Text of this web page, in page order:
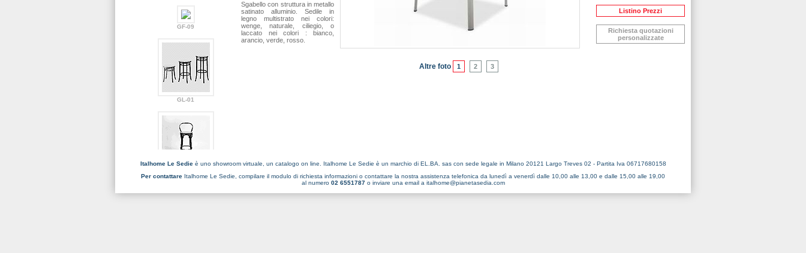
GF-09
GL-01
Sgabello con struttura in metallo
satinato alluminio. Sedile in
legno multistrato nei colori:
wenge, naturale, ciliegio, o
laccato nei colori : bianco,
arancio, verde, rosso.
Listino Prezzi
Richiesta quotazioni
personalizzate
Altre foto 1 2 3
Italhome Le Sedieè uno showroom virtuale, un catalogo on line. Italhome Le Sedie è un marchio di EL.BA. sas con sede legale in Milano 20121 Largo Treves 02 - Partita Iva 06717680158
Per contattare Italhome Le Sedie, compilare il modulo di richiesta informazioni o contattare la nostra assistenza telefonica da lunedì a venerdì dalle 10,00 alle 13,00 e dalle 15,00 alle 19,00
al numero 02 6551787o inviare una email a italhome@pianetasedia.com